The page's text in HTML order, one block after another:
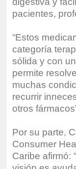
pacientes,
“Estos
categoría
sólida y con
permite
muchas
recurrir
otros
Por su parte,
Consumer
Caribe afirmó: